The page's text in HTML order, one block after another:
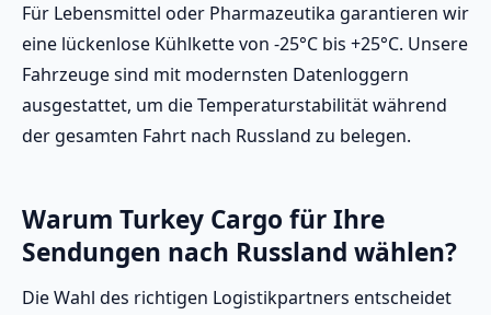
Für Lebensmittel oder Pharmazeutika garantieren wir
eine lückenlose Kühlkette von -25°C bis +25°C. Unsere
Fahrzeuge sind mit modernsten Datenloggern
ausgestattet, um die Temperaturstabilität während
der gesamten Fahrt nach Russland zu belegen.
Warum Turkey Cargo für Ihre
Sendungen nach Russland wählen?
Die Wahl des richtigen Logistikpartners entscheidet